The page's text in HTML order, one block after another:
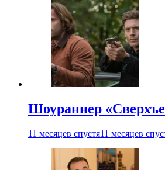
Шоураннер
11 месяцев спустя11 месяцев